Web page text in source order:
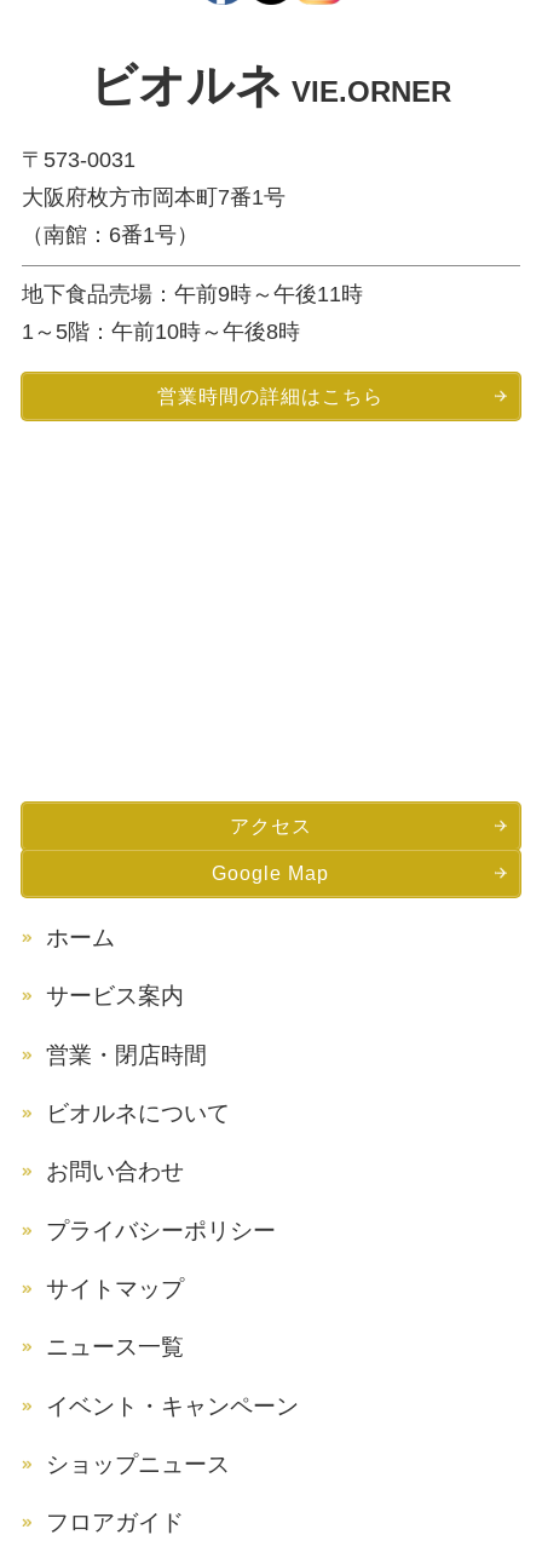
ビオルネ VIE.ORNER
〒573-0031
大阪府枚方市岡本町7番1号
（南館：6番1号）
地下食品売場：午前9時～午後11時
1～5階：午前10時～午後8時
営業時間の詳細はこちら
アクセス
Google Map
ホーム
サービス案内
営業・閉店時間
ビオルネについて
お問い合わせ
プライバシーポリシー
サイトマップ
ニュース一覧
イベント・キャンペーン
ショップニュース
フロアガイド